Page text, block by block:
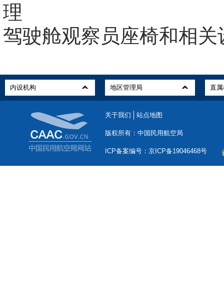
理
驾驶舱观察员座椅和相关
关于我们 站点地图
版权所有：中国民用航空局
ICP备案编号：京ICP备19046468号